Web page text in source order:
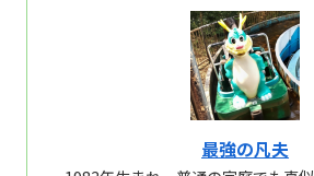
最強の凡夫